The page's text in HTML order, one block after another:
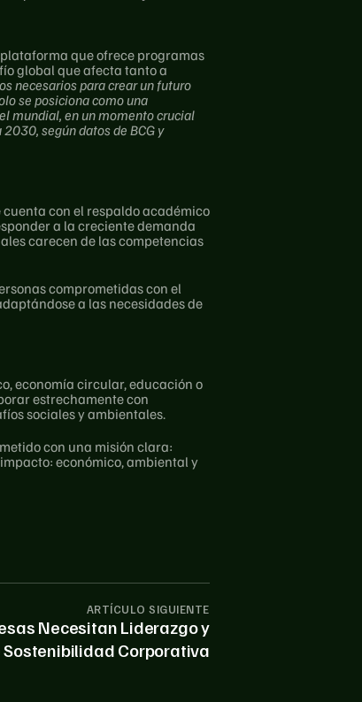
que ofrece programas
global que afecta tanto a
necesarios para crear un futuro
se posiciona como una
mundial, en un momento crucial
según datos de BCG y
con el respaldo académico
a la creciente demanda
carecen de las competencias
comprometidas con el
a las necesidades de
economía circular, educación o
estrechamente con
sociales y ambientales.
con una misión clara:
económico, ambiental y
ARTÍCULO SIGUIENTE
Necesitan Liderazgo y
Corporativa